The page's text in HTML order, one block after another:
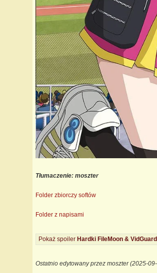
Tłumaczenie: moszter
Folder zbiorczy softów
Folder z napisami
Pokaż spoiler Hardki FileMoon & VidGuard
Ostatnio edytowany przez moszter (2025-